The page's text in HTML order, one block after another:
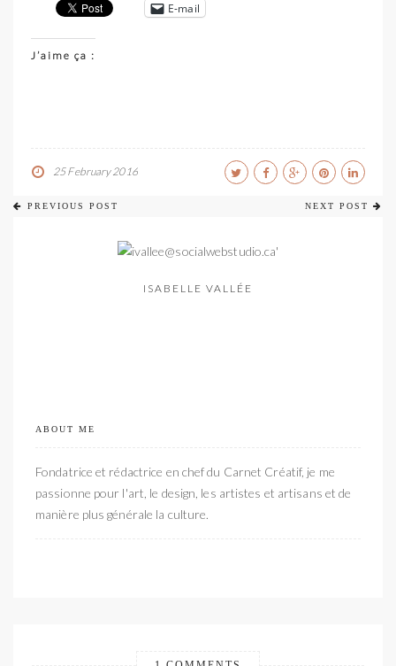
E-mail
J’aime ça :
25 February 2016
PREVIOUS POST NEXT POST
ISABELLE VALLÉE
ABOUT ME
Fondatrice et rédactrice en chef du Carnet Créatif, je me
passionne pour l'art, le design, les artistes et artisans et de
manière plus générale la culture.